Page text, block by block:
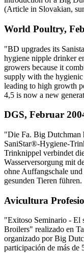
(Article in Slovakian,
World Poultry,
"BD upgrades its
hygiene nipple drinker
growers because it
supply with the
leading to high growth
4,5 is now a new
DGS, Februar
"Die Fa. Big Dutchman
SaniStar®-Hygiene-
Trinknippel verbindet
Wasserversorgung mit
ohne Auffangschale
gesunden Tieren
Avicultura
"Exitoso Seminario - El
Broilers" realizado en
organizado por Big
participación de más de